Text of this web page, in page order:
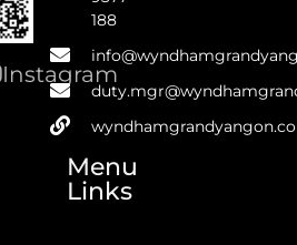
Instagram
188
Menu
Links